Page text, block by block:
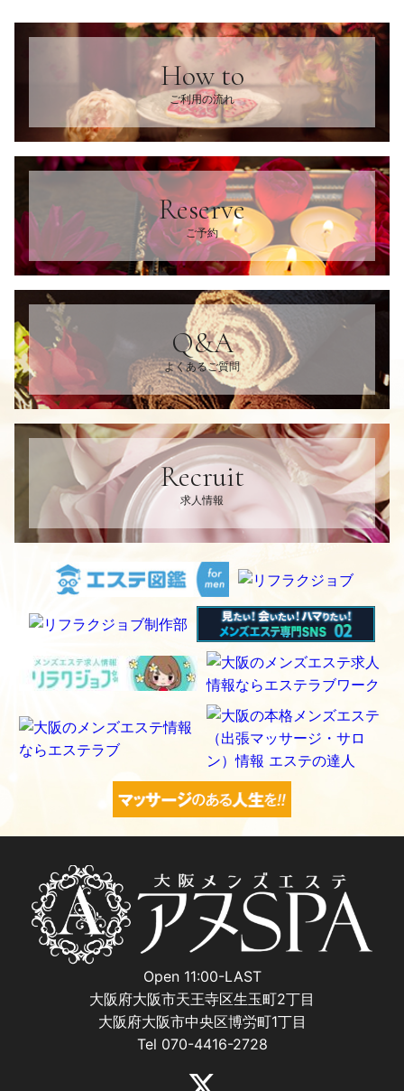
How to
ご利用の流れ
Reserve
ご予約
Q&A
よくあるご質問
Recruit
求人情報
Open 11:00-LAST
大阪府大阪市天王寺区生玉町2丁目
大阪府大阪市中央区博労町1丁目
Tel 070-4416-2728